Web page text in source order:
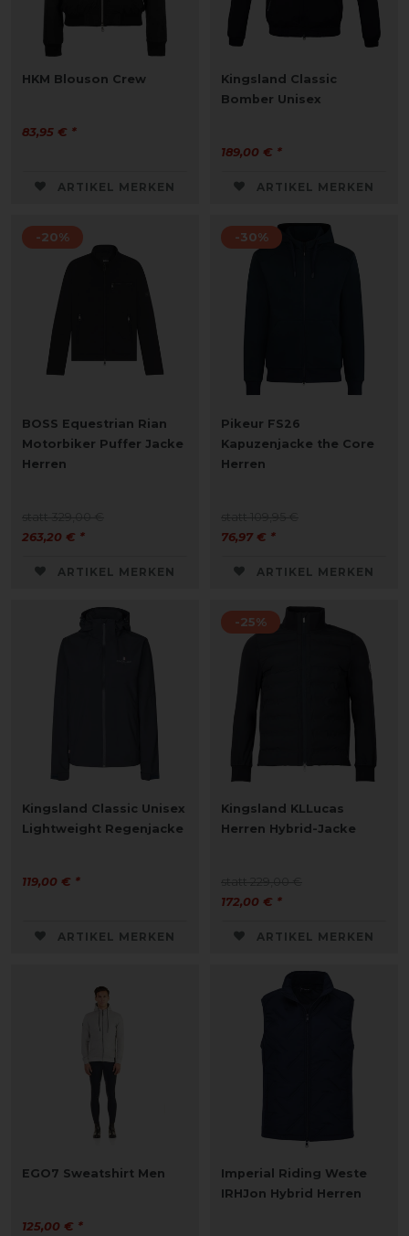
HKM Blouson Crew
83,95 € *
ARTIKEL MERKEN
Kingsland Classic
Bomber Unisex
189,00 € *
ARTIKEL MERKEN
-20%
BOSS Equestrian Rian
Motorbiker Puffer Jacke
Herren
263,20 € *
ARTIKEL MERKEN
-30%
Pikeur FS26
Kapuzenjacke the Core
Herren
76,97 € *
ARTIKEL MERKEN
Kingsland Classic Unisex
Lightweight Regenjacke
119,00 € *
ARTIKEL MERKEN
-25%
Kingsland KLLucas
Herren Hybrid-Jacke
172,00 € *
ARTIKEL MERKEN
EGO7 Sweatshirt Men
125,00 € *
Imperial Riding Weste
IRHJon Hybrid Herren